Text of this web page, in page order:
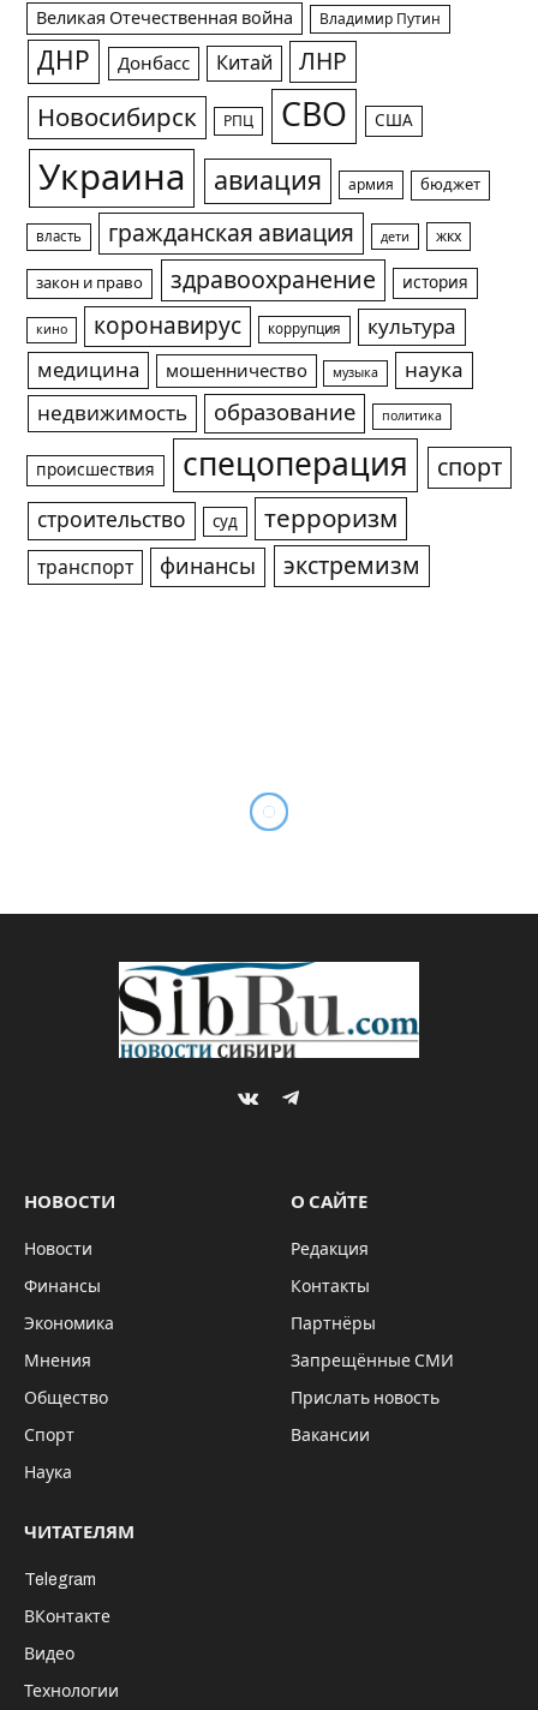
Великая Отечественная война Владимир Путин
ДНР Донбасс Китай ЛНР
Новосибирск РПЦ СВО США
Украина авиация армия бюджет
власть гражданская авиация дети жкх
закон и право здравоохранение история
кино коронавирус коррупция
культура
медицина
мошенничество музыка
наука
недвижимость
образование политика
происшествия спецоперация спорт
строительство суд терроризм
транспорт финансы экстремизм
VKontakteTelegram
НОВОСТИ
Новости
Финансы
Экономика
Мнения
Общество
Спорт
Наука
О САЙТЕ
Редакция
Контакты
Партнёры
Запрещённые СМИ
Прислать новость
Вакансии
ЧИТАТЕЛЯМ
Telegram
ВКонтакте
Видео
Технологии